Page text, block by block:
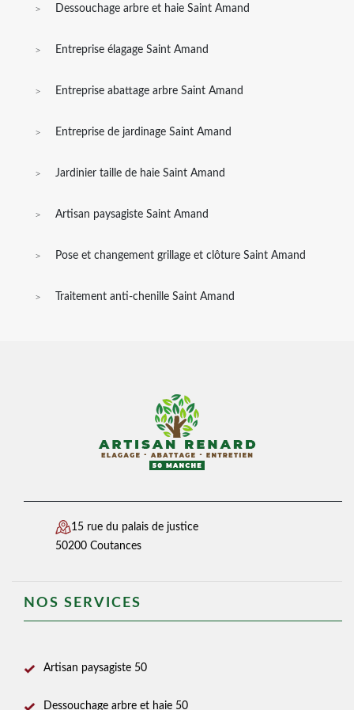
Dessouchage arbre et haie Saint Amand
Entreprise élagage Saint Amand
Entreprise abattage arbre Saint Amand
Entreprise de jardinage Saint Amand
Jardinier taille de haie Saint Amand
Artisan paysagiste Saint Amand
Pose et changement grillage et clôture Saint Amand
Traitement anti-chenille Saint Amand
15 rue du palais de justice
50200 Coutances
NOS SERVICES
Artisan paysagiste 50
Dessouchage arbre et haie 50